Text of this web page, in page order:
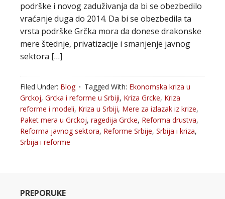
podrške i novog zaduživanja da bi se obezbedilo
vraćanje duga do 2014. Da bi se obezbedila ta
vrsta podrške Grčka mora da donese drakonske
mere štednje, privatizacije i smanjenje javnog
sektora […]
Filed Under: Blog Tagged With: Ekonomska kriza u
Grckoj, Grcka i reforme u Srbiji, Kriza Grcke, Kriza
reforme i modeli, Kriza u Srbiji, Mere za izlazak iz krize,
Paket mera u Grckoj, ragedija Grcke, Reforma drustva,
Reforma javnog sektora, Reforme Srbije, Srbija i kriza,
Srbija i reforme
PREPORUKE